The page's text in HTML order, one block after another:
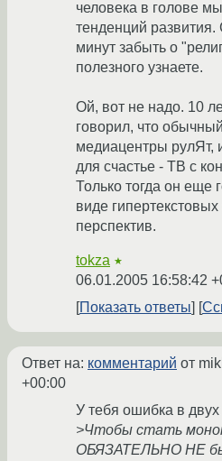
человека в голове
тенденций
минут забыть о
полезного узнаете.
Ой, вот не надо. 10
говорил, что
медиацентры рулЯт,
для счастье - ТВ с
Только тогда он еще
виде
перспектив.
tokza ★
06.01.2005 16:58:42
Показать ответы
Ответ на: комментарий от
+00:00
У тебя ошибка в двух
>Чтобы стать
ОБЯЗАТЕЛЬНО НЕ